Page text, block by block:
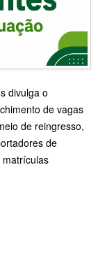
divulga o
de vagas
de reingresso,
de